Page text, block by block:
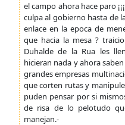
el campo ahora hace paro
culpa al gobierno hasta de
enlace en la epoca de
que hacia la mesa ?
Duhalde de la Rua les
hicieran nada y ahora
grandes empresas
que corten rutas y
puden pensar por si
de risa de lo pelotudo
manejan.-